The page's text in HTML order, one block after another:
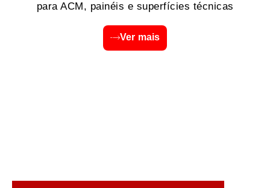
para ACM, painéis e superfícies técnicas
Ver mais